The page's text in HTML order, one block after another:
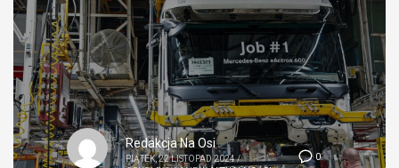
0
Redakcja Na Osi
PIĄTEK, 22 LISTOPAD 2024/